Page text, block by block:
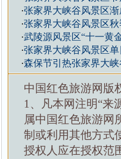
·张家界大峡谷风景区
·张家界大峡谷风景区
·武陵源风景区“十一黄
·张家界大峡谷风景区单
·森保节引热张家界大峡
中国红色旅游网版
1、凡本网注明“来
属中国红色旅游网
制或利用其他方式
授权人应在授权范